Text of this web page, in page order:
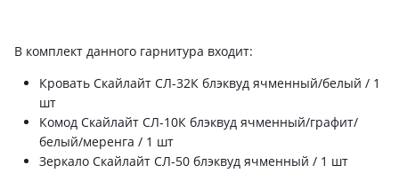
В комплект данного гарнитура входит:
Кровать Скайлайт СЛ-32К блэквуд ячменный/белый / 1
шт
Комод Скайлайт СЛ-10К блэквуд ячменный/графит/
белый/меренга / 1 шт
Зеркало Скайлайт СЛ-50 блэквуд ячменный / 1 шт